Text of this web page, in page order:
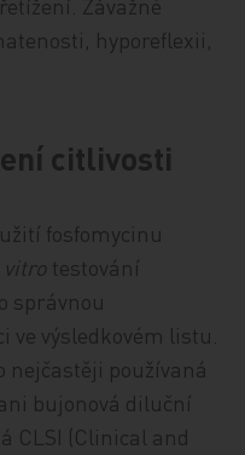
hyporeflexii,
citlivosti
fosfomycinu
vitro testování
správnou
ve výsledkovém listu.
nejčastěji používaná
bujonová diluční
CLSI (Clinical and